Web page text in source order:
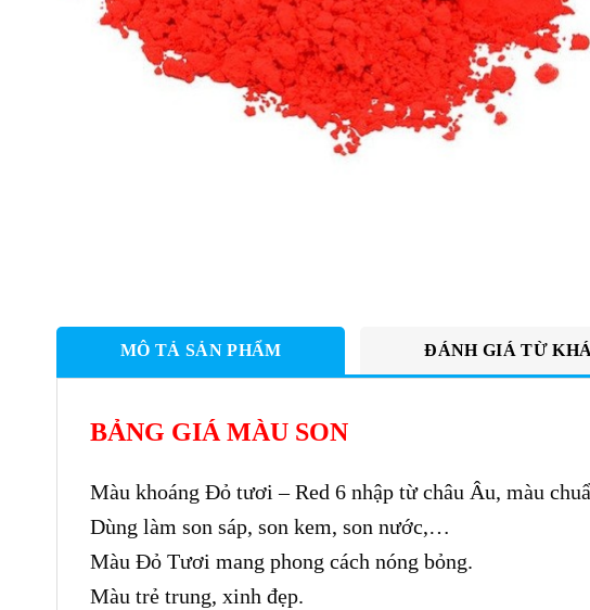
MÔ TẢ SẢN PHẨM ĐÁNH GIÁ TỪ
BẢNG GIÁ MÀU SON
Màu khoáng Đỏ tươi – Red 6 nhập từ châu Âu, màu
Dùng làm son sáp, son kem, son nước,…
Màu Đỏ Tươi mang phong cách nóng bỏng.
Màu trẻ trung, xinh đẹp.